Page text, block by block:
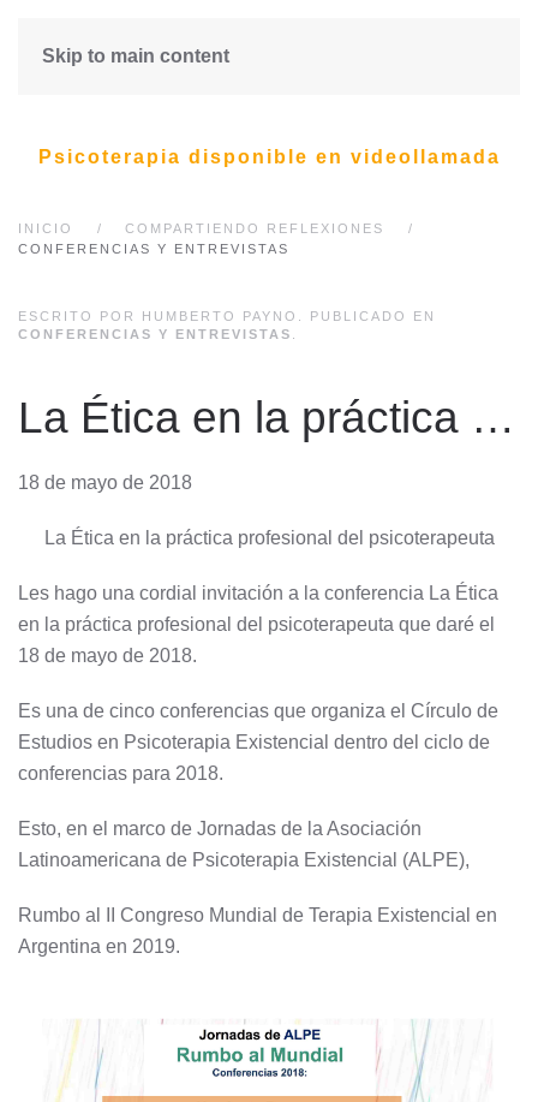
Skip to main content
Psicoterapia disponible en videollamada
INICIO
COMPARTIENDO REFLEXIONES
CONFERENCIAS Y ENTREVISTAS
ESCRITO POR HUMBERTO PAYNO. PUBLICADO EN
CONFERENCIAS Y ENTREVISTAS
La Ética en la práctica profesional del psicoterapeuta
18 de mayo de 2018
La Ética en la práctica profesional del psicoterapeuta
Les hago una cordial invitación a la conferencia La Ética
en la práctica profesional del psicoterapeuta que daré el
18 de mayo de 2018.
Es una de cinco conferencias que organiza el Círculo de
Estudios en Psicoterapia Existencial dentro del ciclo de
conferencias para 2018.
Esto, en el marco de Jornadas de la Asociación
Latinoamericana de Psicoterapia Existencial (ALPE),
Rumbo al II Congreso Mundial de Terapia Existencial en
Argentina en 2019.